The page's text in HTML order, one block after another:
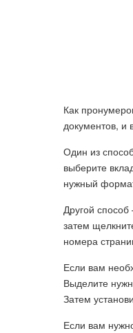
Как
документов, и
Один из
выберите
нужный
Другой
затем
номера
Если вам
Выделите
Затем
Если вам